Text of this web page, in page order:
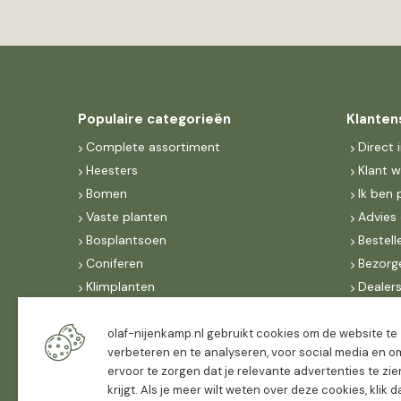
Populaire categorieën
Complete assortiment
Heesters
Bomen
Vaste planten
Bosplantsoen
Coniferen
Klimplanten
Dak, lei- & vormbomen
Dealers
Direct
Klant
Ik ben
Dealers
FAQ
olaf-nijenkamp.nl gebruikt cookies om de website te
verbeteren en te analyseren, voor social media en
ervoor te zorgen dat je relevante advertenties te
krijgt. Als je meer wilt weten over deze cookies, klik